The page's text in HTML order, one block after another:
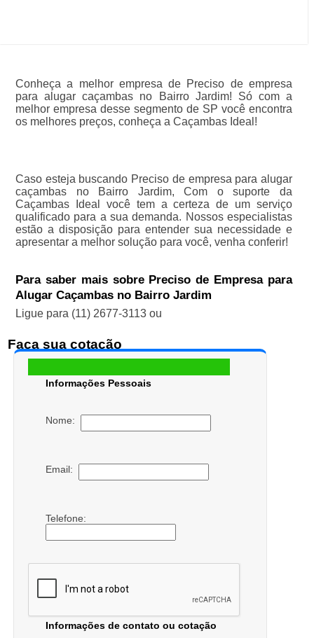
Conheça a melhor empresa de Preciso de empresa
para alugar caçambas no Bairro Jardim! Só com a
melhor empresa desse segmento de SP você encontra
os melhores preços, conheça a Caçambas Ideal!
Caso esteja buscando Preciso de empresa para alugar
caçambas no Bairro Jardim, Com o suporte da
Caçambas Ideal você tem a certeza de um serviço
qualificado para a sua demanda. Nossos especialistas
estão a disposição para entender sua necessidade e
apresentar a melhor solução para você, venha conferir!
Para saber mais sobre Preciso de Empresa para
Alugar Caçambas no Bairro Jardim
Ligue para (11) 2677-3113ou
Faça sua cotação
Informações Pessoais
Nome:
Email:
Telefone:
Informações de contato ou cotação